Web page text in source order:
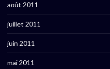
août 2011
juillet 2011
juin 2011
mai 2011